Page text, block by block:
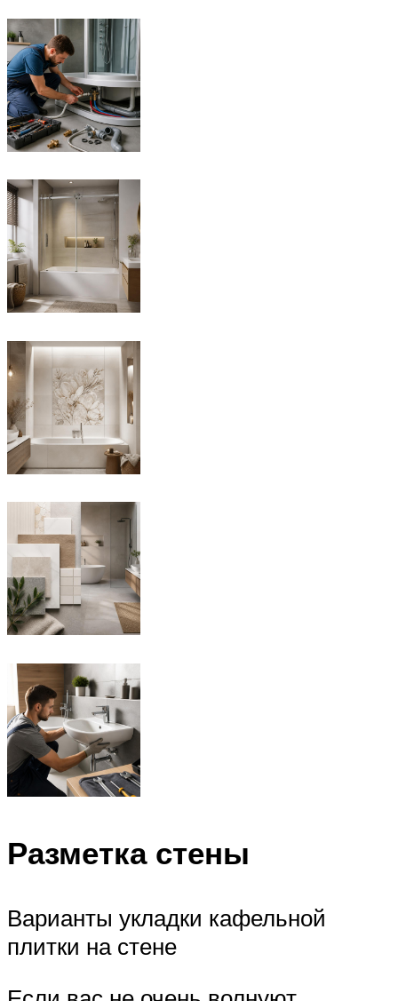
Разметка стены
Варианты укладки кафельной
плитки на стене